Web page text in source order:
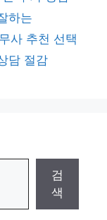
하는
사 추천 선택
담 절감
검
색